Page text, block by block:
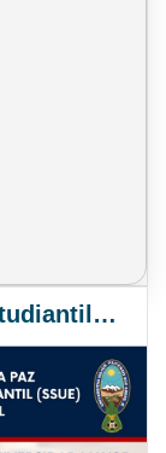
Seguro Social Universitario Estudiantil SSUE